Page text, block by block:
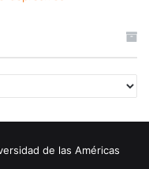
de las Américas